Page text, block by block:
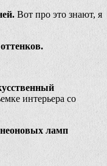
Вот про это знают, я
интерьера со
ламп